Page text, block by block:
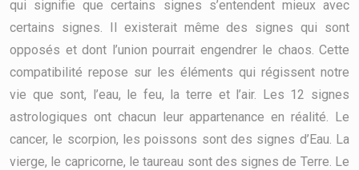
qui signifie que certains signes s’entendent mieux avec
certains signes. Il existerait même des signes qui sont
opposés et dont l’union pourrait engendrer le chaos. Cette
compatibilité repose sur les éléments qui régissent notre
vie que sont, l’eau, le feu, la terre et l’air. Les 12 signes
astrologiques ont chacun leur appartenance en réalité. Le
cancer, le scorpion, les poissons sont des signes d’Eau. La
vierge, le capricorne, le taureau sont des signes de Terre. Le